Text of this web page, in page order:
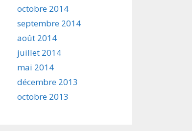
octobre 2014
septembre 2014
août 2014
juillet 2014
mai 2014
décembre 2013
octobre 2013